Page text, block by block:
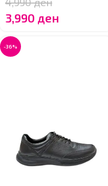
3,990 ден
-36%